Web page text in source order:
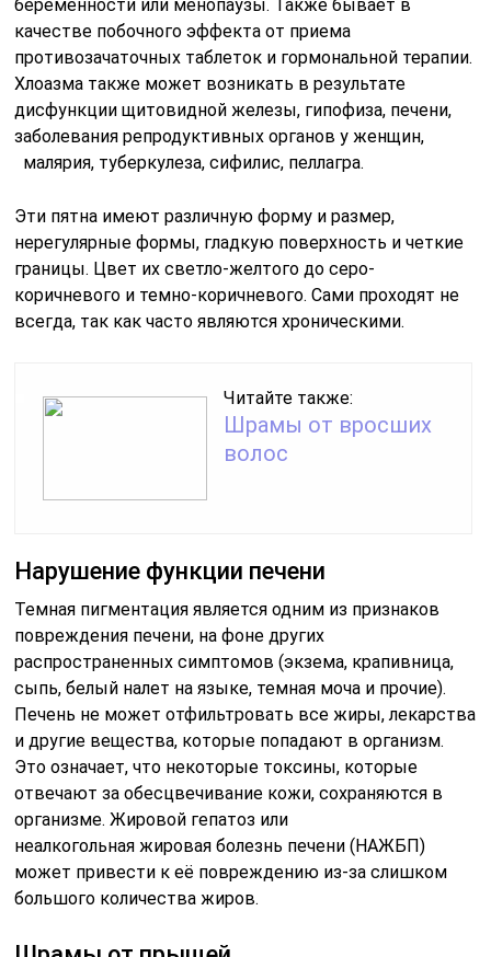
беременности или менопаузы. Также бывает в
качестве побочного эффекта от приема
противозачаточных таблеток и гормональной терапии.
Хлоазма также может возникать в результате
дисфункции щитовидной железы, гипофиза, печени,
заболевания репродуктивных органов у женщин,
малярия, туберкулеза, сифилис, пеллагра.
Эти пятна имеют различную форму и размер,
нерегулярные формы, гладкую поверхность и четкие
границы. Цвет их светло-желтого до серо-
коричневого и темно-коричневого. Сами проходят не
всегда, так как часто являются хроническими.
Читайте также:
Шрамы от вросших
волос
Нарушение функции печени
Темная пигментация является одним из признаков
повреждения печени, на фоне других
распространенных симптомов (экзема, крапивница,
сыпь, белый налет на языке, темная моча и прочие).
Печень не может отфильтровать все жиры, лекарства
и другие вещества, которые попадают в организм.
Это означает, что некоторые токсины, которые
отвечают за обесцвечивание кожи, сохраняются в
организме. Жировой гепатоз или
неалкогольная жировая болезнь печени (НАЖБП)
может привести к её повреждению из-за слишком
большого количества жиров.